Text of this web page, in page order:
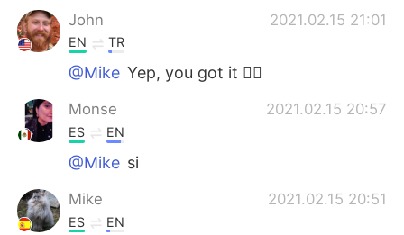
John 2021.02.15 21:01
EN TR
@Mike Yep, you got it 👍🏻
Monse 2021.02.15 20:57
ES EN
@Mike si
Mike 2021.02.15 20:51
ES EN